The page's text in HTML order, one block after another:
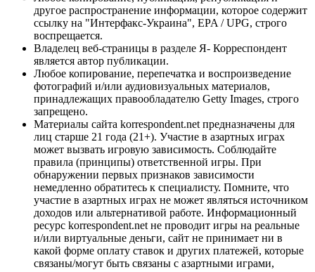
другое распространение информации, которое содержит
ссылку на "Интерфакс-Украина", EPA / UPG, строго
воспрещается.
Владелец веб-страницы в разделе Я- Корреспондент
является автор публикации.
Любое копирование, перепечатка и воспроизведение
фотографий и/или аудиовизуальных материалов,
принадлежащих правообладателю Getty Images, строго
запрещено.
Материалы сайта korrespondent.net предназначены для
лиц старше 21 года (21+). Участие в азартных играх
может вызвать игровую зависимость. Соблюдайте
правила (принципы) ответственной игры. При
обнаружении первых признаков зависимости
немедленно обратитесь к специалисту. Помните, что
участие в азартных играх не может являться источником
доходов или альтернативой работе. Информационный
ресурс korrespondent.net не проводит игры на реальные
и/или виртуальные деньги, сайт не принимает ни в
какой форме оплату ставок и других платежей, которые
связаны/могут быть связаны с азартными играми,